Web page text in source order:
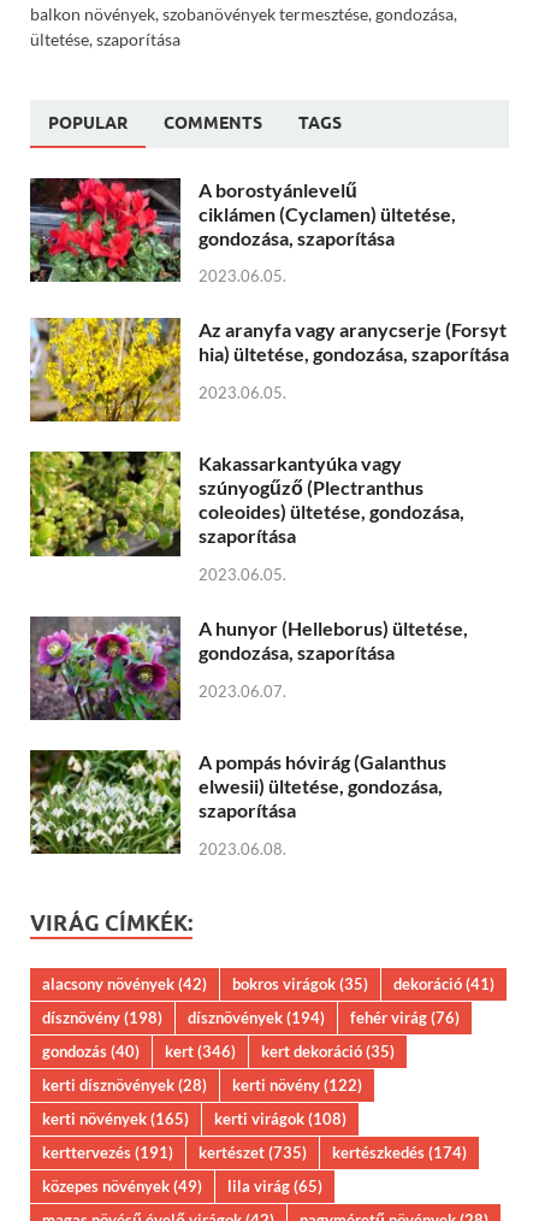
balkon növények, szobanövények termesztése, gondozása,
ültetése, szaporítása
POPULAR COMMENTS TAGS
A borostyánlevelű
ciklámen (Cyclamen) ültetése,
gondozása, szaporítása
2023.06.05.
Az aranyfa vagy aranycserje (Forsyt
hia) ültetése, gondozása, szaporítása
2023.06.05.
Kakassarkantyúka vagy
szúnyogűző (Plectranthus
coleoides) ültetése, gondozása,
szaporítása
2023.06.05.
A hunyor (Helleborus) ültetése,
gondozása, szaporítása
2023.06.07.
A pompás hóvirág (Galanthus
elwesii) ültetése, gondozása,
szaporítása
2023.06.08.
VIRÁG CÍMKÉK:
alacsony növények(42) bokros virágok(35) dekoráció(41)
dísznövény(198) dísznövények(194) fehér virág(76)
gondozás(40) kert(346) kert dekoráció(35)
kerti dísznövények(28) kerti növény(122)
kerti növények(165) kerti virágok(108)
kerttervezés(191) kertészet(735) kertészkedés(174)
közepes növények(49) lila virág(65)